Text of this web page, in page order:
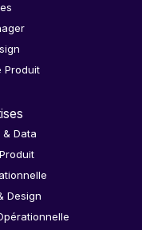
Produit
Data
Design